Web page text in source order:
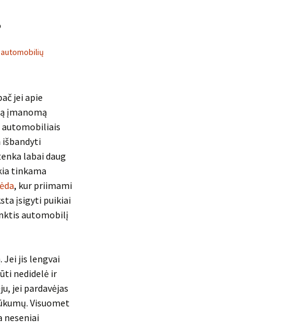
automobilių
jei apie
įmanomą
automobiliais
labai daug
tinkama
, kur priimami
įsigyti puikiai
automobilį
Jei jis lengvai
nedidelė ir
jei pardavėjas
Visuomet
neseniai